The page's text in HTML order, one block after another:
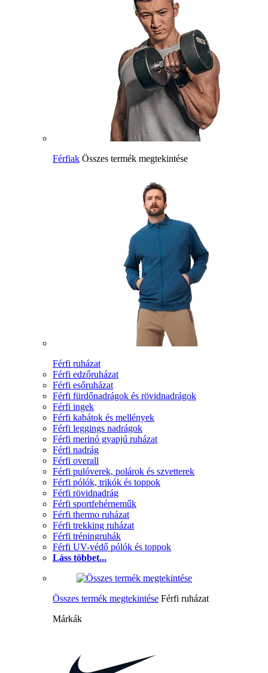
Férfiak Összes termék megtekintése
Férfi ruházat
Férfi edzőruházat
Férfi esőruházat
Férfi fürdőnadrágok és rövidnadrágok
Férfi ingek
Férfi kabátok és mellények
Férfi leggings nadrágok
Férfi merinó gyapjú ruházat
Férfi nadrág
Férfi overall
Férfi pulóverek, polárok és szvetterek
Férfi pólók, trikók és toppok
Férfi rövidnadrág
Férfi sportfehérneműk
Férfi thermo ruházat
Férfi trekking ruházat
Férfi tréningruhák
Férfi UV-védő pólók és toppok
Láss többet...
Összes termék megtekintése Férfi ruházat
Márkák